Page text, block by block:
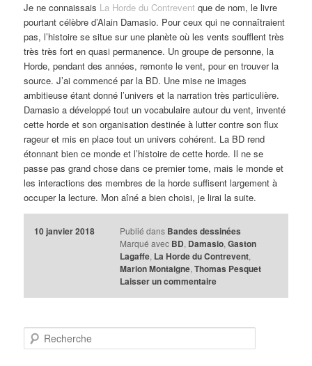
Je ne connaissais La Horde du Contrevent que de nom, le livre
pourtant célèbre d’Alain Damasio. Pour ceux qui ne connaîtraient
pas, l’histoire se situe sur une planète où les vents soufflent très
très très fort en quasi permanence. Un groupe de personne, la
Horde, pendant des années, remonte le vent, pour en trouver la
source. J’ai commencé par la BD. Une mise ne images
ambitieuse étant donné l’univers et la narration très particulière.
Damasio a développé tout un vocabulaire autour du vent, inventé
cette horde et son organisation destinée à lutter contre son flux
rageur et mis en place tout un univers cohérent. La BD rend
étonnant bien ce monde et l’histoire de cette horde. Il ne se
passe pas grand chose dans ce premier tome, mais le monde et
les interactions des membres de la horde suffisent largement à
occuper la lecture. Mon aîné a bien choisi, je lirai la suite.
10 janvier 2018 Publié dans Bandes dessinées
Marqué avec BD, Damasio, Gaston
Lagaffe, La Horde du Contrevent,
Marion Montaigne, Thomas Pesquet
Laisser un commentaire
e